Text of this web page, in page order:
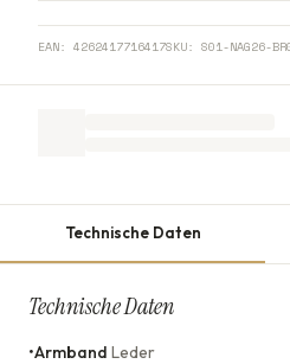
EAN: 4262417716417SKU: S01-NAG26-
Technische Daten
Technische Daten
•Armband Leder